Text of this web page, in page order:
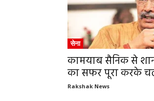
सेना
कामयाब सैनिक से
का सफर पूरा करके
Rakshak News